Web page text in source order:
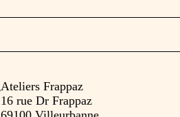
Ateliers Frappaz
16 rue Dr Frappaz